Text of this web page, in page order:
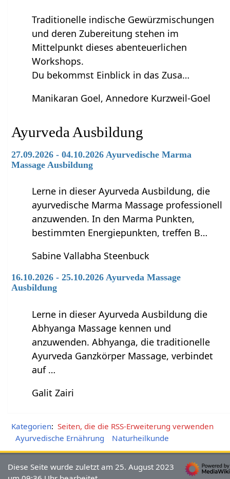
Traditionelle indische Gewürzmischungen
und deren Zubereitung stehen im
Mittelpunkt dieses abenteuerlichen
Workshops.
Du bekommst Einblick in das Zusa…
Manikaran Goel, Annedore Kurzweil-Goel
Ayurveda Ausbildung
27.09.2026 - 04.10.2026 Ayurvedische Marma
Massage Ausbildung
Lerne in dieser Ayurveda Ausbildung, die
ayurvedische Marma Massage professionell
anzuwenden. In den Marma Punkten,
bestimmten Energiepunkten, treffen B…
Sabine Vallabha Steenbuck
16.10.2026 - 25.10.2026 Ayurveda Massage
Ausbildung
Lerne in dieser Ayurveda Ausbildung die
Abhyanga Massage kennen und
anzuwenden. Abhyanga, die traditionelle
Ayurveda Ganzkörper Massage, verbindet
auf …
Galit Zairi
Kategorien: Seiten, die die RSS-Erweiterung verwenden
Ayurvedische Ernährung
Naturheilkunde
Diese Seite wurde zuletzt am 25. August 2023